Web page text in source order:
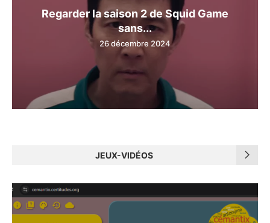
Regarder la saison 2 de Squid Game
sans...
26 décembre 2024
JEUX-VIDÉOS